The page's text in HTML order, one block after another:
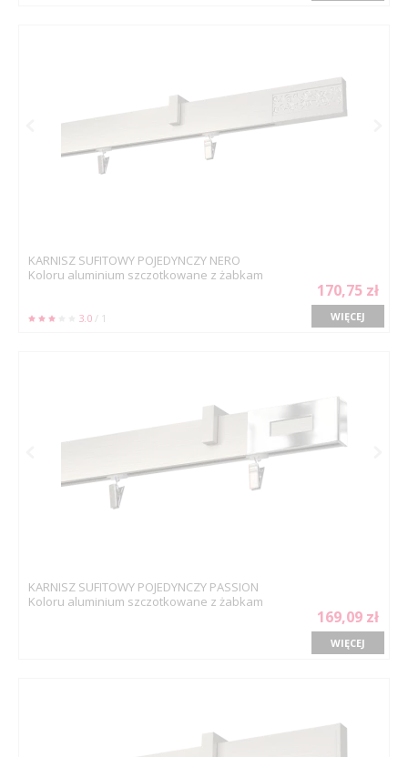
KARNISZ SUFITOWY POJEDYNCZY NERO
Koloru aluminium szczotkowane z żabkam
3.0 / 1
170,75 zł
WIĘCEJ
KARNISZ SUFITOWY POJEDYNCZY PASSION
Koloru aluminium szczotkowane z żabkam
169,09 zł
WIĘCEJ